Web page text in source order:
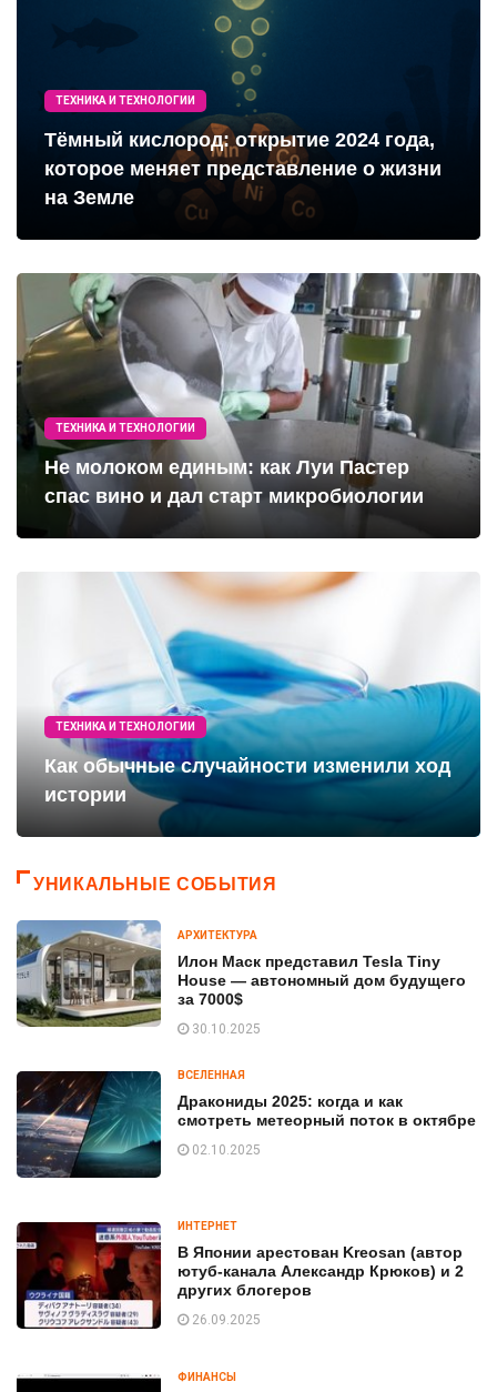
ТЕХНИКА И ТЕХНОЛОГИИ
Тёмный кислород: открытие 2024 года,
которое меняет представление о жизни
на Земле
ТЕХНИКА И ТЕХНОЛОГИИ
Не молоком единым: как Луи Пастер
спас вино и дал старт микробиологии
ТЕХНИКА И ТЕХНОЛОГИИ
Как обычные случайности изменили ход
истории
УНИКАЛЬНЫЕ СОБЫТИЯ
АРХИТЕКТУРА
Илон Маск представил Tesla Tiny
House — автономный дом будущего
за 7000$
30.10.2025
ВСЕЛЕННАЯ
Дракониды 2025: когда и как
смотреть метеорный поток в октябре
02.10.2025
ИНТЕРНЕТ
В Японии арестован Kreosan (автор
ютуб-канала Александр Крюков) и 2
других блогеров
26.09.2025
ФИНАНСЫ